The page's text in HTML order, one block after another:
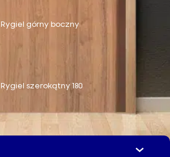
Rygiel górny boczny
Rygiel szerokątny 180